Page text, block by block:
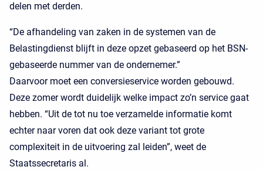
delen met derden.
“De afhandeling van zaken in de systemen van de
Belastingdienst blijft in deze opzet gebaseerd op het BSN-
gebaseerde nummer van de ondernemer.”
Daarvoor moet een conversieservice worden gebouwd.
Deze zomer wordt duidelijk welke impact zo’n service gaat
hebben. “Uit de tot nu toe verzamelde informatie komt
echter naar voren dat ook deze variant tot grote
complexiteit in de uitvoering zal leiden”, weet de
Staatssecretaris al.